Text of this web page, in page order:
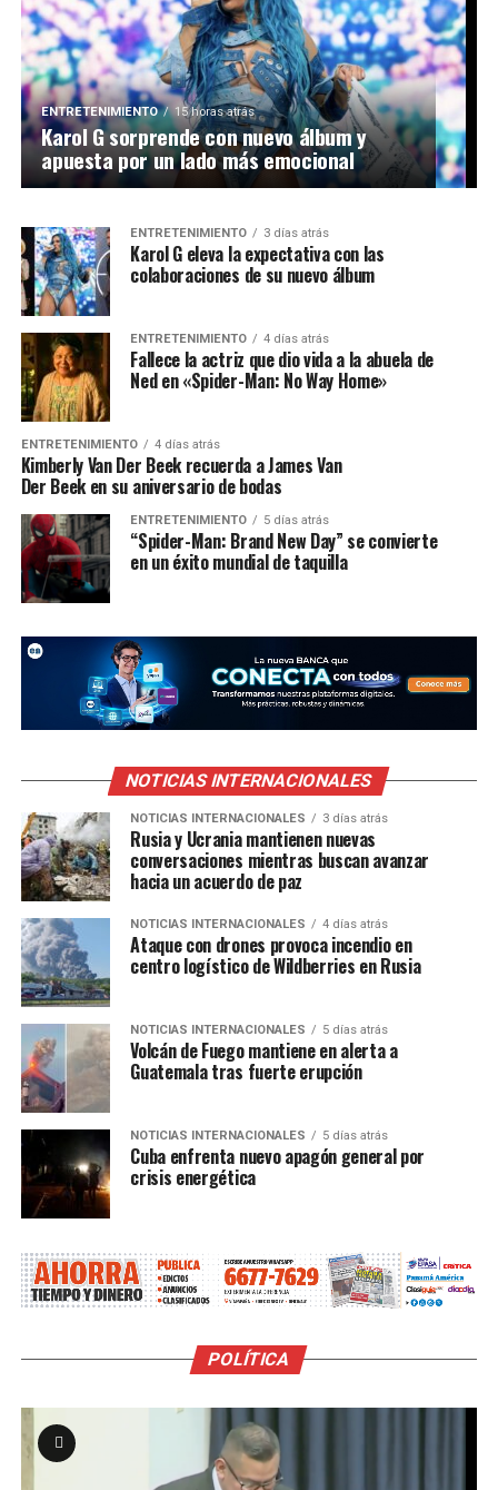
ENTRETENIMIENTO 15 horas atrás
Karol G sorprende con nuevo álbum y
apuesta por un lado más emocional
ENTRETENIMIENTO 2 días atrás
“Los Supersónicos” llegarán al cine en
versión live-action con Jim Carrey como
protagonista
ENTRETENIMIENTO 3 días atrás
Karol G eleva la expectativa con las
colaboraciones de su nuevo álbum
ENTRETENIMIENTO 4 días atrás
Fallece la actriz que dio vida a la abuela de
Ned en «Spider-Man: No Way Home»
ENTRETENIMIENTO 4 días atrás
Kimberly Van Der Beek recuerda a James Van
Der Beek en su aniversario de bodas
ENTRETENIMIENTO 5 días atrás
“Spider-Man: Brand New Day” se convierte
en un éxito mundial de taquilla
NOTICIAS INTERNACIONALES
NOTICIAS INTERNACIONALES 3 días atrás
Rusia y Ucrania mantienen nuevas
conversaciones mientras buscan avanzar
hacia un acuerdo de paz
NOTICIAS INTERNACIONALES 4 días atrás
Ataque con drones provoca incendio en
centro logístico de Wildberries en Rusia
NOTICIAS INTERNACIONALES 5 días atrás
Volcán de Fuego mantiene en alerta a
Guatemala tras fuerte erupción
NOTICIAS INTERNACIONALES 5 días atrás
Cuba enfrenta nuevo apagón general por
crisis energética
POLÍTICA
POLÍTICA NACIONAL 2 días atrás
Presidente José Raúl Mulino viajará a
Colombia para participar en la toma de
posesión del nuevo mandatario